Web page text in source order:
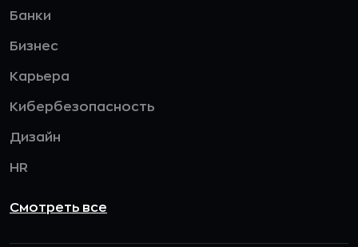
Банки
Бизнес
Карьера
Кибербезопасность
Дизайн
HR
Смотреть все